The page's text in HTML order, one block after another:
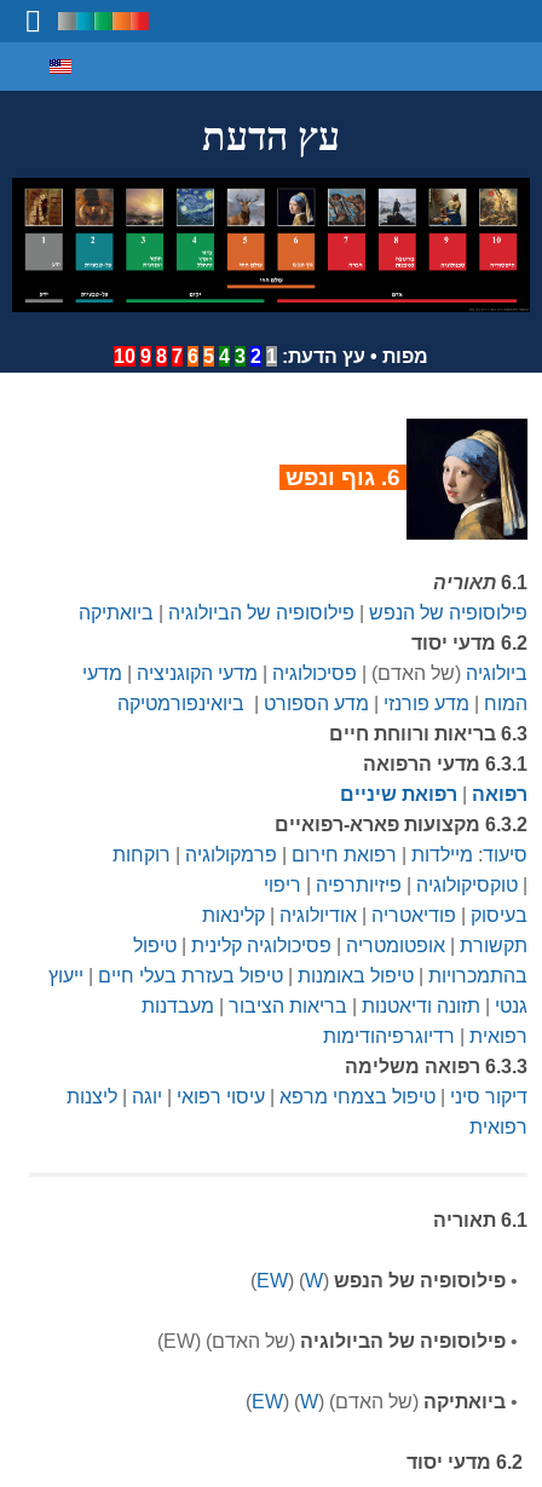
עץ הדעת
מפות • עץ הדעת:
1
2
3
4
5
6
7
8
9
10
6. גוף ונפש
6.1 תאוריה
פילוסופיה של הנפש
פילוסופיה של הביולוגיה
ביואתיקה
6.2 מדעי יסוד
ביולוגיה (של האדם) | פסיכולוגיה מדעי הקוגניציה
מדעי
המוח
מדע פורנזי מדע הספורט
ביואינפורמטיקה
6.3 בריאות
ורווחת חיים
6.3.1 מדעי
הרפואה
רפואה
רפואת שיניים
6.3.2 מקצועות פארא-רפואיים
סיעוד: מיילדות רפואת חירום פרמקולוגיה
רוקחות
טוקסיקולוגיה פיזיותרפיה
ריפוי
בעיסוק
פודיאטריה אודיולוגיה
קלינאות
תקשורת
אופטומטריה פסיכולוגיה קלינית
טיפול
בהתמכרויות
טיפול באומנות טיפול בעזרת בעלי חיים
ייעוץ
גנטי
תזונה ודיאטנות בריאות הציבור
מעבדנות
רפואית
רדיוגרפיהודימות
6.3.3 רפואה משלימה
דיקור סיני
טיפול בצמחי מרפא עיסוי רפואי יוגה
ליצנות
רפואית
6.1 תאוריה
• פילוסופיה של הנפש (
W
) (
EW
)
• פילוסופיה של הביולוגיה (של האדם) (EW)
• ביואתיקה (של האדם) (
W
)
(
EW
)